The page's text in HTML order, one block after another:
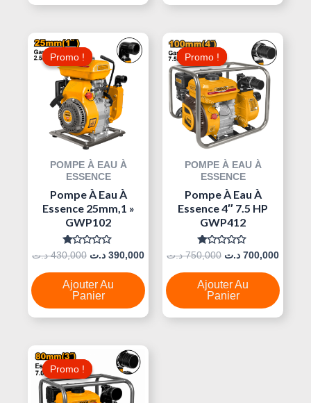
Promo !
Promo !
POMPE À EAU À
ESSENCE
Pompe À Eau À
Essence 25mm,1 »
GWP102
Note
Sur
5
430,000 د.ت
Prix
Initial
Était :
390,000 د.ت
Le
Actuel
390,000 د.ت.
Ajouter Au
Panier
Promo !
Promo !
POMPE À EAU À
ESSENCE
Pompe À Eau À
Essence 4″ 7.5 HP
GWP412
Note
Sur
5
750,000 د.ت
Prix
Initial
Était :
700,000 د.ت
Le
Ajouter Au
Panier
Promo !
Promo !
Prix
Initial
Était :
Le